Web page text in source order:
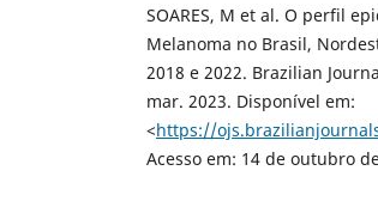
‌SOARES, M et al. O perfil
Melanoma no Brasil,
2018 e 2022. Brazilian
mar. 2023. Disponível em:
<https://
Acesso em: 14 de outubro